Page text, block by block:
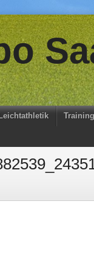
Leichtathletik